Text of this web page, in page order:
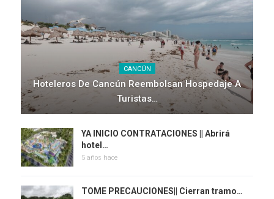
CANCÚN
Hoteleros De Cancún Reembolsan Hospedaje A
Turistas…
YA INICIO CONTRATACIONES || Abrirá
hotel…
5 años hace
TOME PRECAUCIONES|| Cierran tramo…